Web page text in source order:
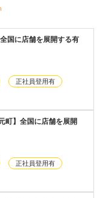
国に店舗を展開する有
正社員登用有
町】全国に店舗を展開
正社員登用有